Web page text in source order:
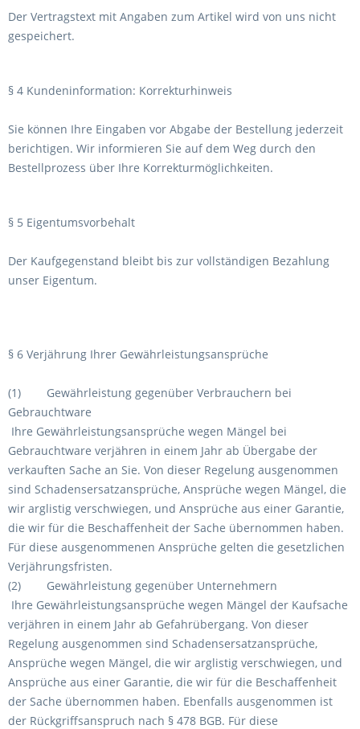
Der Vertragstext mit Angaben zum Artikel wird von uns nicht
gespeichert.
§ 4 Kundeninformation: Korrekturhinweis
Sie können Ihre Eingaben vor Abgabe der Bestellung jederzeit
berichtigen. Wir informieren Sie auf dem Weg durch den
Bestellprozess über Ihre Korrekturmöglichkeiten.
§ 5 Eigentumsvorbehalt
Der Kaufgegenstand bleibt bis zur vollständigen Bezahlung
unser Eigentum.
§ 6 Verjährung Ihrer Gewährleistungsansprüche
(1) Gewährleistung gegenüber Verbrauchern bei
Gebrauchtware
Ihre Gewährleistungsansprüche wegen Mängel bei
Gebrauchtware verjähren in einem Jahr ab Übergabe der
verkauften Sache an Sie. Von dieser Regelung ausgenommen
sind Schadensersatzansprüche, Ansprüche wegen Mängel, die
wir arglistig verschwiegen, und Ansprüche aus einer Garantie,
die wir für die Beschaffenheit der Sache übernommen haben.
Für diese ausgenommenen Ansprüche gelten die gesetzlichen
Verjährungsfristen.
(2) Gewährleistung gegenüber Unternehmern
Ihre Gewährleistungsansprüche wegen Mängel der Kaufsache
verjähren in einem Jahr ab Gefahrübergang. Von dieser
Regelung ausgenommen sind Schadensersatzansprüche,
Ansprüche wegen Mängel, die wir arglistig verschwiegen, und
Ansprüche aus einer Garantie, die wir für die Beschaffenheit
der Sache übernommen haben. Ebenfalls ausgenommen ist
der Rückgriffsanspruch nach § 478 BGB. Für diese